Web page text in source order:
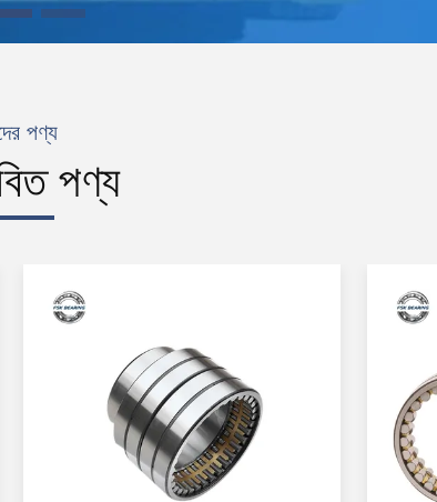
পণ্য
পণ্য